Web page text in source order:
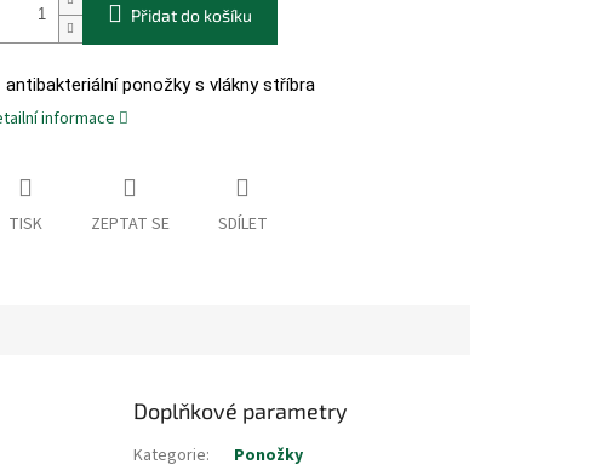
Přidat do košíku
antibakteriální ponožky s vlákny stříbra
informace
TISK ZEPTAT SE SDÍLET
Doplňkové parametry
Kategorie:
Ponožky